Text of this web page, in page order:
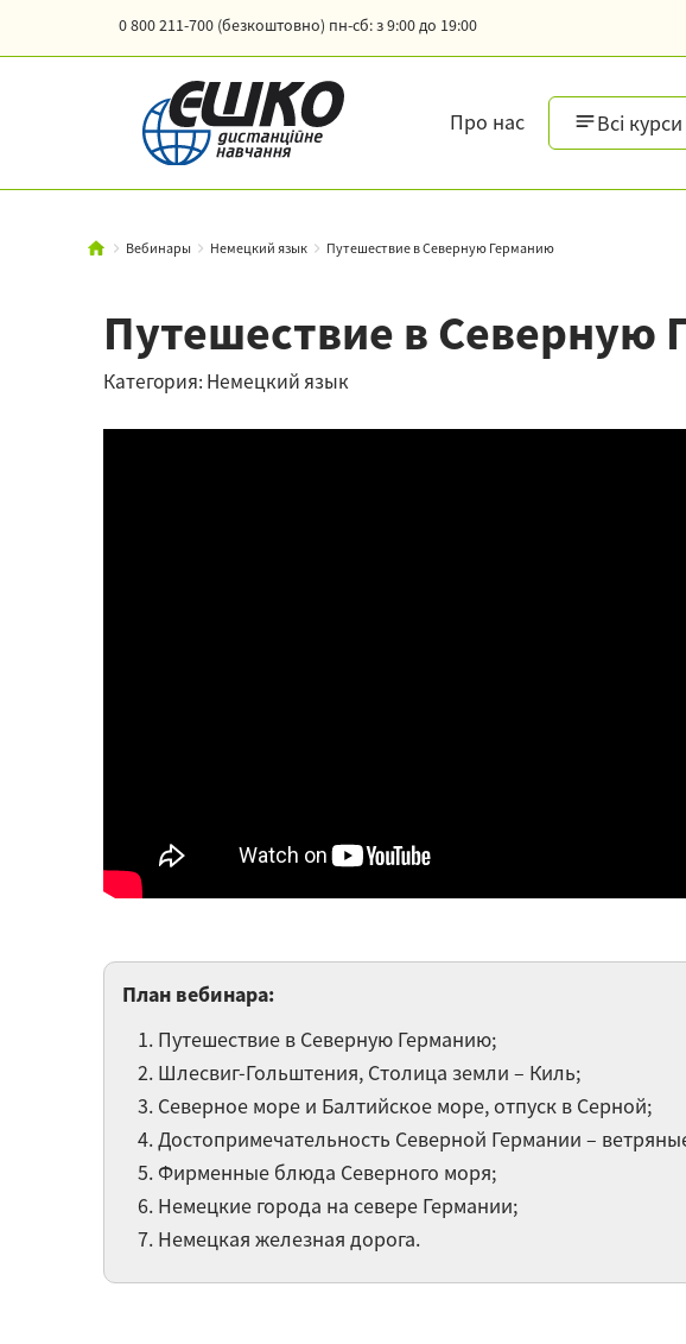
0 800 211-700 (безкоштовно) пн-сб: з 9:00 до 19:00
Про нас Всі курси
Вебинары Немецкий язык Путешествие в Северную Германию
Путешествие в Северную
Категория: Немецкий язык
План вебинара:
Путешествие в Северную Германию;
Шлесвиг-Гольштения, Столица земли – Киль;
Северное море и Балтийское море, отпуск в Серной;
Достопримечательность Северной Германии –
Фирменные блюда Северного моря;
Немецкие города на севере Германии;
Немецкая железная дорога.